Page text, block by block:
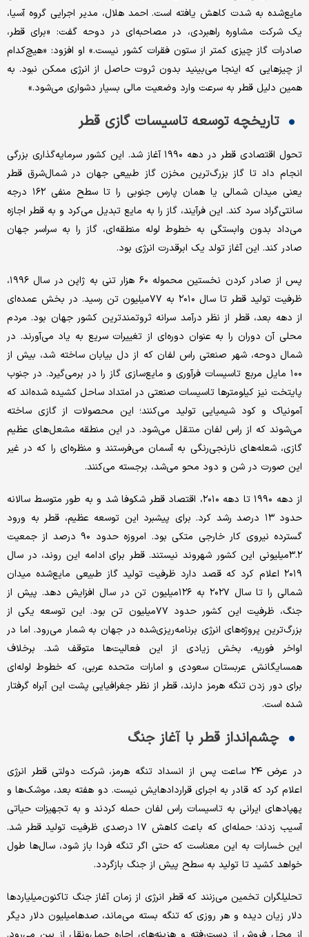
مایع‌شده به شدت کاهش یافته است. احمد هلال، مدیر اجرایی گروه آسیا،
یک شرکت مشاوره راهبردی، در مصاحبه‌ای در دوحه گفت: «برای قطر،
صادرات گاز چیزی کمتر از ستون فقرات کشور نیست.» او افزود: «هیچ‌کدام
از چیزهایی که اینجا می‌بینید بدون ثروت حاصل از انرژی ممکن نبود. به
همین دلیل قطر به سرعت وارد وضعیت مالی بسیار دشواری می‌شود.»
تاریخچه توسعه تاسیسات گازی قطر
تحول اقتصادی قطر در دهه ۱۹۹۰ آغاز شد. این کشور سرمایه‌گذاری بزرگی
انجام داد تا گاز بزرگ‌ترین مخزن گاز طبیعی جهان در شمال‌شرق قطر
یعنی میدان شمالی یا همان پارس جنوبی را تا سطح منفی ۱۶۲ درجه
سانتی‌گراد سرد کند. این فرآیند، گاز را به مایع تبدیل می‌کرد و به قطر اجازه
می‌داد بدون وابستگی به خطوط لوله منطقه‌ای، گاز را به سراسر جهان
صادر کند. این آغاز تولد یک ابرقدرت انرژی بود.
پس از صادر کردن نخستین محموله ۶۰ هزار تنی به ژاپن در سال ۱۹۹۶،
ظرفیت تولید قطر تا سال ۲۰۱۰ به ۷۷‌میلیون تن رسید. در بخش عمده‌ای
از دهه بعد، قطر از نظر درآمد سرانه ثروتمندترین کشور جهان بود. مردم
محلی آن دوران را به عنوان دوره‌ای از تغییرات سریع به یاد می‌آورند. در
شمال دوحه، شهر صنعتی راس لفان که از دل بیابان ساخته شد، بیش از
۱۰۰ مایل مربع تاسیسات فرآوری و مایع‌سازی گاز را در برمی‌گیرد. در جنوب
پایتخت نیز کیلومترها تاسیسات صنعتی در امتداد ساحل کشیده شده‌اند که
آمونیاک و کود شیمیایی تولید می‌کنند؛ این محصولات از گازی ساخته
می‌شوند که از راس لفان منتقل می‌شود. در این منطقه مشعل‌های عظیم
گازی، شعله‌های نارنجی‌رنگی به آسمان می‌فرستند و منظره‌ای را که در غیر
این صورت در شن و دود محو می‌شد، برجسته می‌کنند.
از دهه ۱۹۹۰ تا دهه ۲۰۱۰، اقتصاد قطر شکوفا شد و به طور متوسط سالانه
حدود ۱۳ درصد رشد کرد. برای پیشبرد این توسعه عظیم، قطر به ورود
گسترده نیروی کار خارجی متکی بود. امروزه حدود ۹۰ درصد از جمعیت
۳.۲‌میلیونی این کشور شهروند نیستند. قطر برای ادامه این روند، در سال
۲۰۱۹ اعلام کرد که قصد دارد ظرفیت تولید گاز طبیعی مایع‌شده میدان
شمالی را تا سال ۲۰۲۷ به ۱۲۶‌میلیون تن در سال افزایش دهد. پیش از
جنگ، ظرفیت این کشور حدود ۷۷‌میلیون تن بود. این توسعه یکی از
بزرگ‌ترین پروژه‌های انرژی برنامه‌ریزی‌شده در جهان به شمار می‌رود. اما در
اواخر فوریه، بخش زیادی از این فعالیت‌ها متوقف شد. برخلاف
همسایگانش عربستان سعودی و امارات متحده عربی، که خطوط لوله‌ای
برای دور زدن تنگه هرمز دارند، قطر از نظر جغرافیایی پشت این آبراه گرفتار
شده است.
چشم‌انداز قطر با آغاز جنگ
در عرض ۲۴ ساعت پس از انسداد تنگه هرمز، شرکت دولتی قطر انرژی
اعلام کرد که قادر به اجرای قراردادهایش نیست. دو هفته بعد، موشک‌ها و
پهپادهای ایرانی به تاسیسات راس لفان حمله کردند و به تجهیزات حیاتی
آسیب زدند؛ حمله‌ای که باعث کاهش ۱۷ درصدی ظرفیت تولید قطر شد.
این خسارات به این معناست که حتی اگر تنگه فردا باز شود، سال‌ها طول
خواهد کشید تا تولید به سطح پیش از جنگ بازگردد.
تحلیلگران تخمین می‌زنند که قطر انرژی از زمان آغاز جنگ تاکنون‌میلیاردها
دلار زیان دیده و هر روزی که تنگه بسته می‌ماند، صدها‌میلیون دلار دیگر